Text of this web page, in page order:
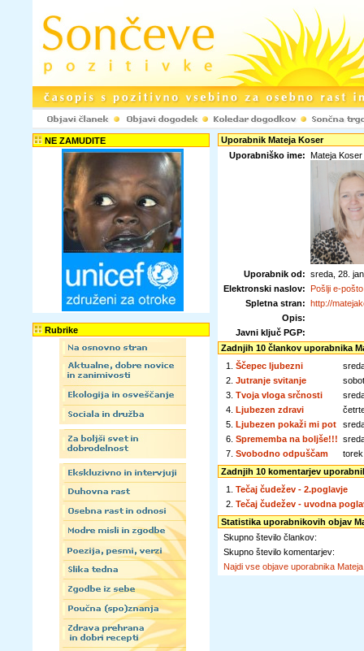
NE ZAMUDITE
Rubrike
Uporabnik Mateja Koser
Uporabniško ime: Mateja
Uporabnik od: sreda, 28.
Elektronski naslov: Pošlji e-pošto
Spletna stran: http://
Opis:
Javni ključ PGP:
Zadnjih 10 člankov uporabnika
1. Ščepec ljubezni
2. Jutranje svitanje
3. Tvoja vloga srčnosti
4. Ljubezen zdravi
5. Ljubezen pokaži mi pot
6. Sprememba na boljše!!!
7. Svobodno odpuščam
Zadnjih 10 komentarjev
1. Tečaj čudežev - 2.poglavje
2. Tečaj čudežev - uvodna
Statistika uporabnikovih objav
Skupno število člankov:
Skupno število komentarjev:
Najdi vse objave uporabnika